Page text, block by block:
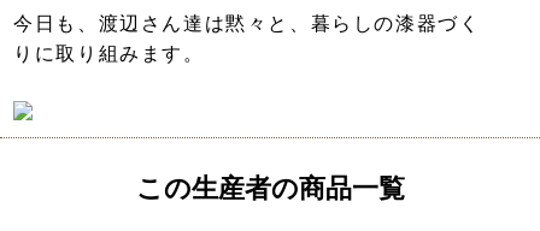
今日も、渡辺さん達は黙々と、暮らしの漆器づく
りに取り組みます。
この生産者の商品一覧